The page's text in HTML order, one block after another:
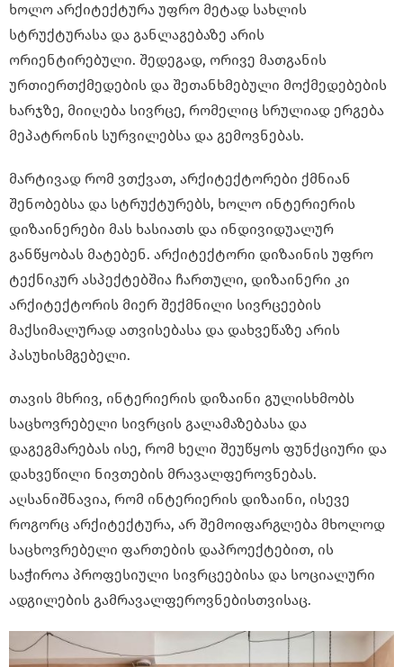
ხოლო არქიტექტურა უფრო მეტად სახლის
სტრუქტურასა და განლაგებაზე არის
ორიენტირებული. შედეგად, ორივე მათგანის
ურთიერთქმედების და შეთანხმებული მოქმედებების
ხარჯზე, მიიღება სივრცე, რომელიც სრულიად ერგება
მეპატრონის სურვილებსა და გემოვნებას.
მარტივად რომ ვთქვათ, არქიტექტორები ქმნიან
შენობებსა და სტრუქტურებს, ხოლო ინტერიერის
დიზაინერები მას ხასიათს და ინდივიდუალურ
განწყობას მატებენ. არქიტექტორი დიზაინის უფრო
ტექნიკურ ასპექტებშია ჩართული, დიზაინერი კი
არქიტექტორის მიერ შექმნილი სივრცეების
მაქსიმალურად ათვისებასა და დახვეწაზე არის
პასუხისმგებელი.
თავის მხრივ, ინტერიერის დიზაინი გულისხმობს
საცხოვრებელი სივრცის გალამაზებასა და
დაგეგმარებას ისე, რომ ხელი შეუწყოს ფუნქციური და
დახვეწილი ნივთების მრავალფეროვნებას.
აღსანიშნავია, რომ ინტერიერის დიზაინი, ისევე
როგორც არქიტექტურა, არ შემოიფარგლება მხოლოდ
საცხოვრებელი ფართების დაპროექტებით, ის
საჭიროა პროფესიული სივრცეებისა და სოციალური
ადგილების გამრავალფეროვნებისთვისაც.